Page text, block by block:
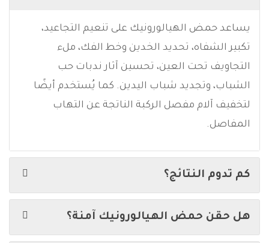
يساعد حمض الهيالورونيك على تنعيم التجاعيد،
تكبير الشفاه، تحديد الخدين وخط الفك، ملء
التجاويف تحت العين، تحسين آثار ندبات حب
الشباب، وتجديد شباب اليدين. كما يُستخدم أيضًا
لتخفيف آلام مفصل الركبة الناتجة عن التهاب
المفاصل.
كم تدوم النتائج؟
هل حقن حمض الهيالورونيك آمنة؟